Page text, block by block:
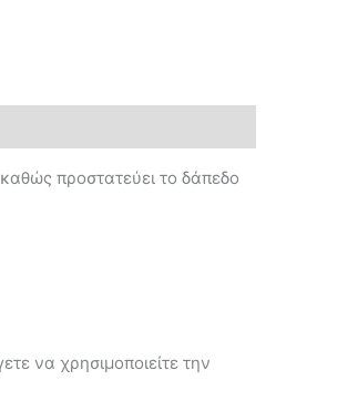
προστατεύει το δάπεδο
να χρησιμοποιείτε την